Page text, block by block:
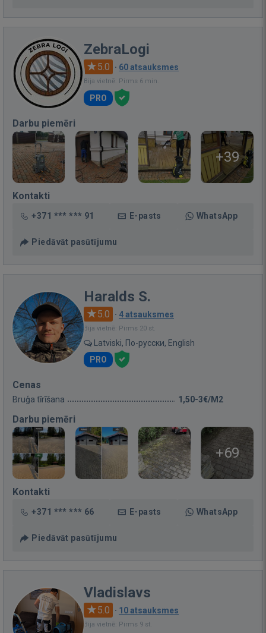
ZebraLogi
5.0 · 60 atsauksmes
Bija vietnē: Pirms 6 min.
PRO
Darbu piemēri
+39
Kontakti
+371 *** *** 91 E-pasts WhatsApp
Piedāvāt pasūtījumu
Haralds S.
5.0 · 4 atsauksmes
Bija vietnē: Pirms 20 st.
Latviski, По-русски, English
PRO
Cenas
Bruģa tīrīšana 1,50-3€/M2
Darbu piemēri
+69
Kontakti
+371 *** *** 66 E-pasts WhatsApp
Piedāvāt pasūtījumu
Vladislavs
5.0 · 10 atsauksmes
Bija vietnē: Pirms 9 st.